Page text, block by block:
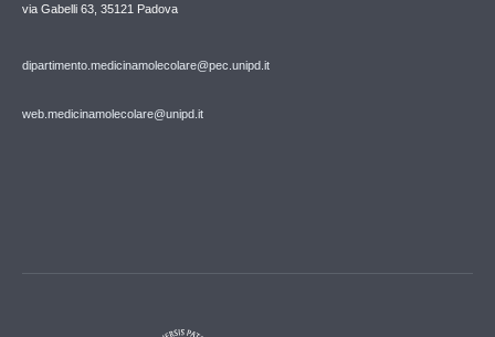
via Gabelli 63, 35121 Padova
dipartimento.medicinamolecolare@pec.unipd.it
web.medicinamolecolare@unipd.it